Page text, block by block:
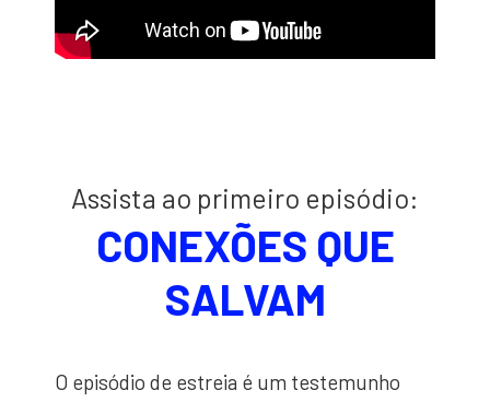
Assista ao primeiro episódio:
CONEXÕES QUE
SALVAM
O episódio de estreia é um testemunho